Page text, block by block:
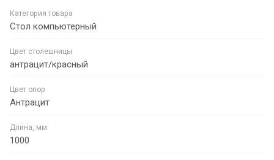
Категория товара
Стол компьютерный
Цвет столешницы
антрацит/красный
Цвет опор
Антрацит
Длина, мм
1000